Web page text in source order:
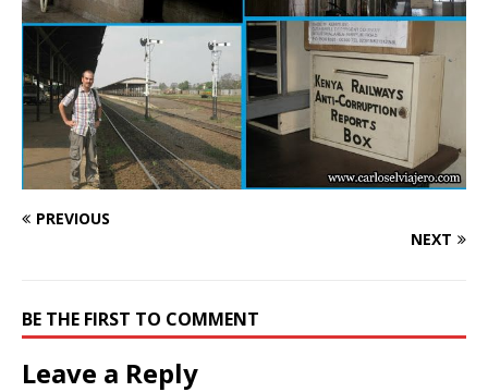
PREVIOUS
NEXT
BE THE FIRST TO COMMENT
Leave a Reply